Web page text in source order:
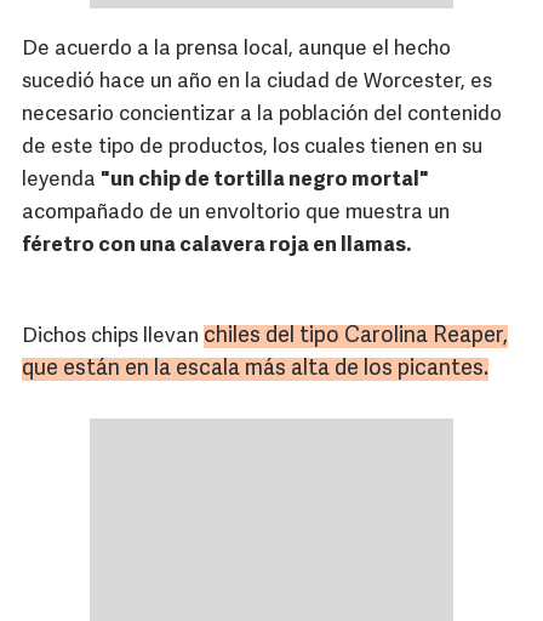
De acuerdo a la prensa local, aunque el hecho
sucedió hace un año en la ciudad de Worcester, es
necesario concientizar a la población del contenido
de este tipo de productos, los cuales tienen en su
leyenda "un chip de tortilla negro mortal"
acompañado de un envoltorio que muestra un
féretro con una calavera roja en llamas.
Dichos chips llevan chiles del tipo Carolina Reaper,
que están en la escala más alta de los picantes.